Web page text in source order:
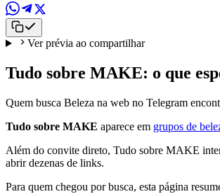
Ver prévia ao compartilhar
Tudo sobre MAKE: o que
Quem busca Beleza na web no Telegram
Tudo sobre MAKE aparece em grupos de
Além do convite direto, Tudo sobre MAKE
abrir dezenas de links.
Para quem chegou por busca, esta página